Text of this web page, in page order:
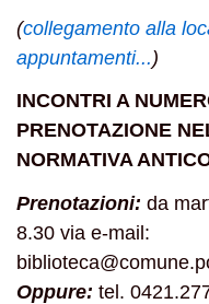
(collegamento alla
appuntamenti...)
INCONTRI A
PRENOTAZIONE
NORMATIVA
Prenotazioni: da
8.30 via e-mail:
Oppure: tel.